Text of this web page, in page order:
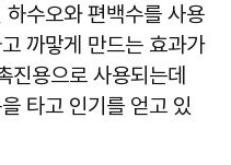
수오와 편백수를 사용
까맣게 만드는 효과가
진용으로 사용되는데
타고 인기를 얻고 있